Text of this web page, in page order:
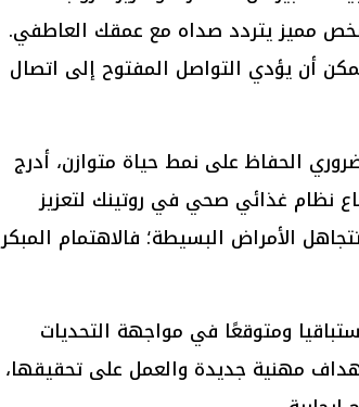
شخص مميز يتردد صداه مع عمقك العاطفي.
أن يؤدي التواصل المفتوح إلى اتصال
الحفاظ على نمط حياة متوازن، أدرج
نظام غذائي صحي في روتينك لتعزيز
الأمراض البسيطة؛ فالاهتمام المبكر
ومتوقعًا في مواجهة التحديات
مهنية جديدة والعمل على تحقيقها،